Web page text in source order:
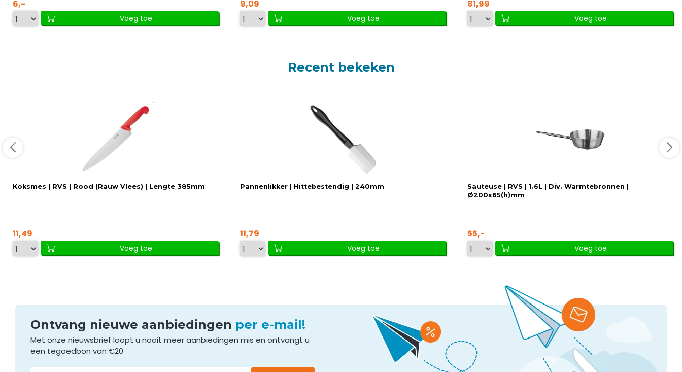
6,-
Voeg toe
9,09
Voeg toe
81,99
Voeg toe
Recent bekeken
Koksmes | RVS | Rood (Rauw Vlees) | Lengte 385mm
11,49
Voeg toe
Pannenlikker | Hittebestendig | 240mm
11,79
Voeg toe
Sauteuse | RVS | 1.6L | Div. Warmtebronnen |
Ø200x65(h)mm
55,-
Voeg toe
Ontvang nieuwe aanbiedingen per e-mail!
Met onze nieuwsbrief loopt u nooit meer aanbiedingen mis en ontvangt u
een tegoedbon van €20